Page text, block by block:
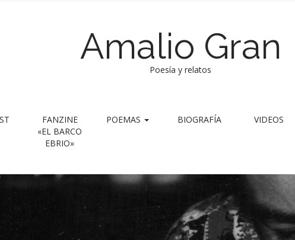
Amalio Gran
Poesía y relatos
FANZINE
«EL BARCO
EBRIO»
POEMAS BIOGRAFÍA VIDEOS